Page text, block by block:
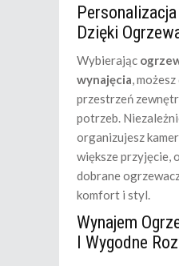
Dzięki
Wybierając
wynajęcia,
przestrzeń
potrzeb.
organizujesz
większe przyjęcie,
dobrane
komfort i styl.
Wynajem
I Wygodne